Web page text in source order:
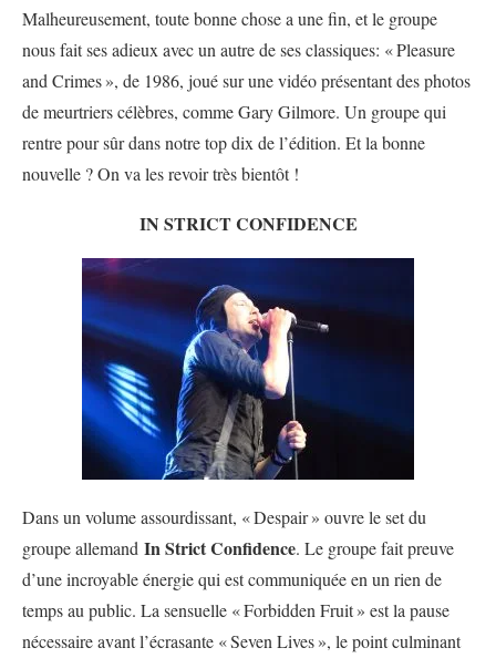
Malheureusement, toute bonne chose a une fin, et le groupe
nous fait ses adieux avec un autre de ses classiques: «Pleasure
and Crimes», de 1986, joué sur une vidéo présentant des photos
de meurtriers célèbres, comme Gary Gilmore. Un groupe qui
rentre pour sûr dans notre top dix de l’édition. Et la bonne
nouvelle ? On va les revoir très bientôt !
IN STRICT CONFIDENCE
Dans un volume assourdissant, «Despair» ouvre le set du
groupe allemand In Strict Confidence. Le groupe fait preuve
d’une incroyable énergie qui est communiquée en un rien de
temps au public. La sensuelle «Forbidden Fruit» est la pause
nécessaire avant l’écrasante «Seven Lives», le point culminant